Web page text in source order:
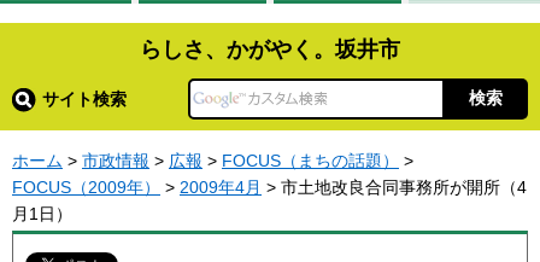
らしさ、かがやく。坂井市
サイト検索
ホーム > 市政情報 > 広報 > FOCUS（まちの話題）
>
FOCUS（2009年）
> 2009年4月 > 市土地改良合同事務所が開所（4
月1日）